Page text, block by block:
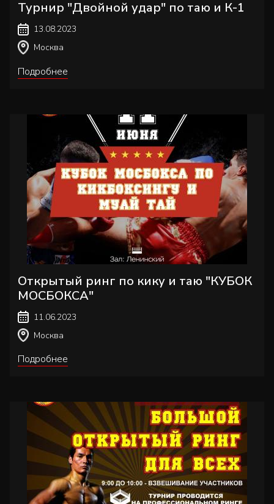
Турнир "Двойной удар" по таю и К-1
13.08.2023
Москва
Подробнее
Открытый ринг по кику и таю "КУБОК
МОСБОКСА"
11.06.2023
Москва
Подробнее